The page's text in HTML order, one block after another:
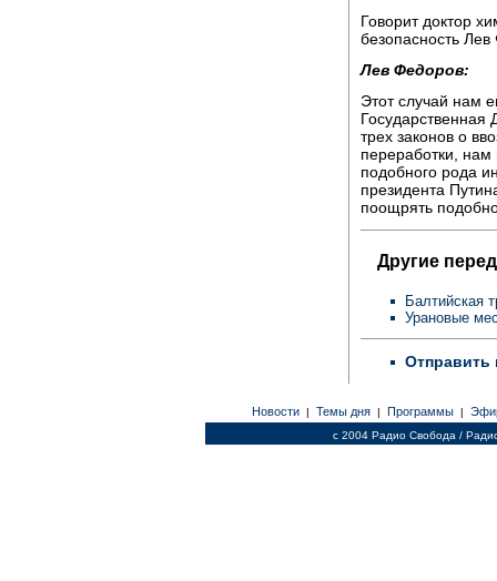
Говорит доктор
безопасность
Лев Федоров:
Этот случай нам
трех законов о
переработки, нам
подобного рода
президента
поощрять
Другие
Балтийская
Урановые
Отправить
Новости | Темы дня | Программы |
c 2004 Радио Свобода /